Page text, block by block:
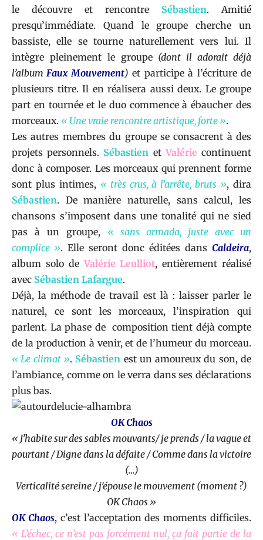
le découvre et rencontre Sébastien. Amitié
presqu’immédiate. Quand le groupe cherche un
bassiste, elle se tourne naturellement vers lui. Il
intègre pleinement le groupe (dont il adorait déjà
l’album Faux Mouvement) et participe à l’écriture de
plusieurs titre. Il en réalisera aussi deux. Le groupe
part en tournée et le duo commence à ébaucher des
morceaux. « Une vraie rencontre artistique, forte ».
Les autres membres du groupe se consacrent à des
projets personnels. Sébastien etValérie continuent
donc à composer. Les morceaux qui prennent forme
sont plus intimes, « très crus, à l’arrête, bruts », dira
Sébastien. De manière naturelle, sans calcul, les
chansons s’imposent dans une tonalité qui ne sied
pas à un groupe, « sans armada, juste avec un
complice ». Elle seront donc éditées dans Caldeira,
album solo deValérie Leulliot, entièrement réalisé
avec Sébastien Lafargue.
Déjà, la méthode de travail est là : laisser parler le
naturel, ce sont les morceaux, l’inspiration qui
parlent. La phase de composition tient déjà compte
de la production à venir, et de l’humeur du morceau.
« Le climat ». Sébastien est un amoureux du son, de
l’ambiance, comme on le verra dans ses déclarations
plus bas.
OK Chaos
« J’habite sur des sables mouvants/ je prends / la vague et
pourtant / Digne dans la défaite / Comme dans la victoire
(…)
Verticalité sereine / j’épouse le mouvement (moment ?)
OK Chaos »
OK Chaos, c’est l’acceptation des moments difficiles.
« L’échec, ce n’est pas forcément nul, ça fait partie de la